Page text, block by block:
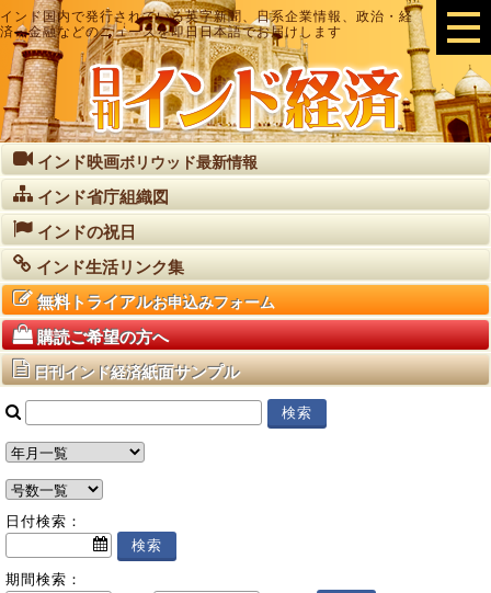
インド国内で発行されている英字新聞、日系企業情報、政治・経
済・金融などのニュースを即日日本語でお届けします
インド映画ボリウッド最新情報
インド省庁組織図
インドの祝日
インド生活リンク集
無料トライアルお申込みフォーム
購読ご希望の方へ
日刊インド経済紙面サンプル
日付検索：
期間検索：